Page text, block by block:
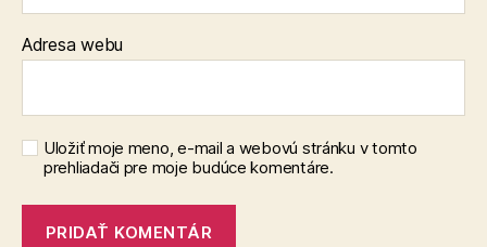
Adresa webu
Uložiť moje meno, e-mail a webovú stránku v tomto
prehliadači pre moje budúce komentáre.